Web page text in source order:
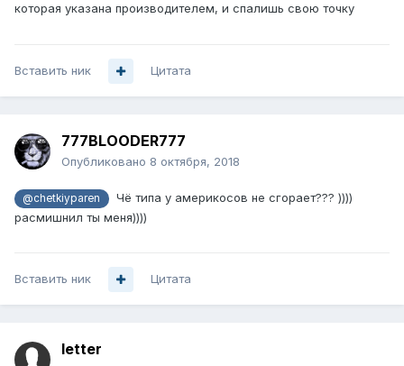
которая указана производителем, и спалишь свою точку
Вставить ник Цитата
777BLOODER777
Опубликовано 8 октября, 2018
@chetkiyparen
Чё типа у америкосов не сгорает??? ))))
расмишнил ты меня))))
Вставить ник Цитата
letter